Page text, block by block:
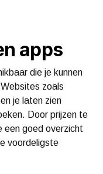
apps
die je kunnen
zoals
je laten zien
Door prijzen te
een goed overzicht
voordeligste